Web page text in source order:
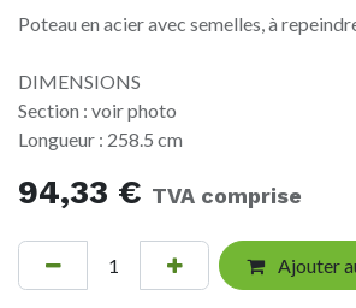
Poteau en acier avec semelles, à
DIMENSIONS
Section : voir photo
Longueur : 258.5 cm
94,33 € TVA comprise
Ajouter